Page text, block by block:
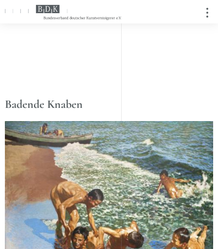
Direkt
Inhalt
Badende Knaben